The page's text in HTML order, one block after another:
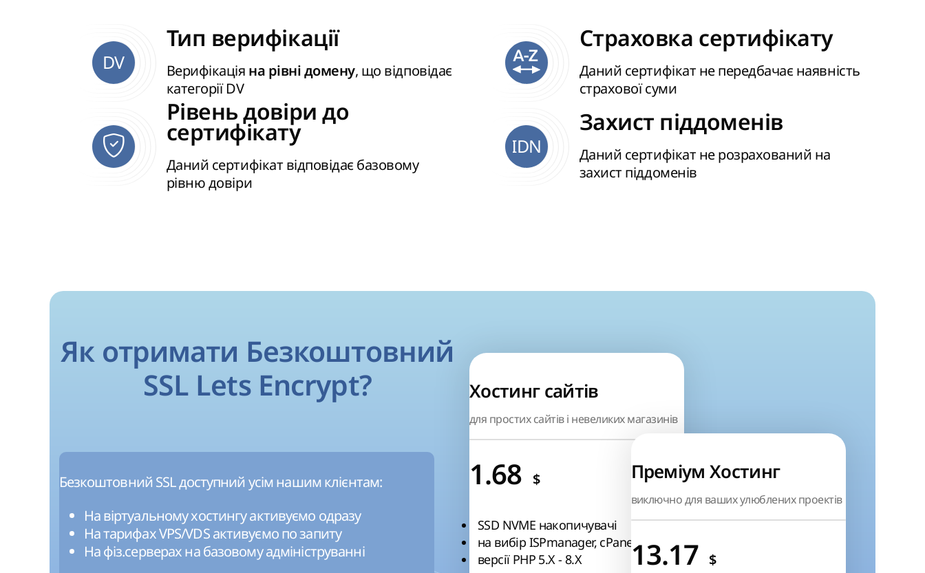
DV
Тип верифікації
Верифікація на рівні домену, що відповідає
категорії DV
Страховка сертифікату
Даний сертифікат не передбачає наявність
страхової суми
Рівень довіри до
сертифікату
Даний сертифікат відповідає базовому
рівню довіри
IDN
Захист піддоменів
Даний сертифікат не розрахований на
захист піддоменів
Як отримати Безкоштовний
SSL Lets Encrypt?
Безкоштовний SSL доступний усім нашим клієнтам:
На віртуальному хостингу активуємо одразу
На тарифах VPS/VDS активуємо по запиту
На фіз.серверах на базовому адмініструванні
Хостинг сайтів
для простих сайтів і невеликих магазинів
1.68 $
SSD NVME накопичувачі
на вибір ISPmanager, cPanel
версії РНР 5.Х - 8.Х
Преміум Хостинг
виключно для ваших улюблених проектів
13.17 $